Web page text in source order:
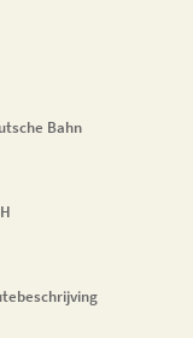
Bahn